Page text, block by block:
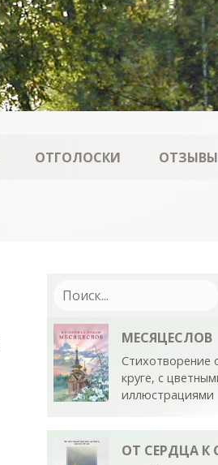
ОТГОЛОСКИ ОТЗЫВЫ
МЕСЯЦЕСЛОВ
Стихотворение
круге, с
иллюстрациями
ОТ СЕРДЦА К